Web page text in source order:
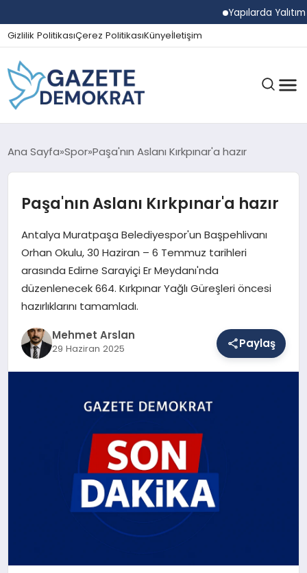
Yapılarda Yalıtım Ve
Gizlilik PolitikasıÇerez PolitikasıKünyeİletişim
GÜNDEM
EKONOMI
SPOR
MAGAZIN
SAĞLIK
Ana Sayfa Spor Paşa'nın Aslanı Kırkpınar'a hazır
Paşa'nın Aslanı Kırkpınar'a hazır
Antalya Muratpaşa Belediyespor'un Başpehlivanı
Orhan Okulu, 30 Haziran – 6 Temmuz tarihleri
arasında Edirne Sarayiçi Er Meydanı'nda
düzenlenecek 664. Kırkpınar Yağlı Güreşleri öncesi
hazırlıklarını tamamladı.
Mehmet Arslan
29 Haziran 2025 Paylaş